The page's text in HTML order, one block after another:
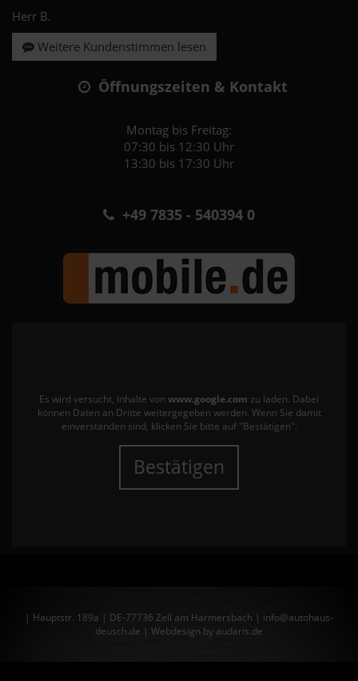
Herr B.
Weitere Kundenstimmen lesen
Öffnungszeiten & Kontakt
Montag bis Freitag:
07:30 bis 12:30 Uhr
13:30 bis 17:30 Uhr
+49 7835 - 540394 0
Es wird versucht, Inhalte von www.google.com zu laden. Dabei
können Daten an Dritte weitergegeben werden. Wenn Sie damit
einverstanden sind, klicken Sie bitte auf "Bestätigen".
Bestätigen
| Hauptstr. 189a | DE-77736 Zell am Harmersbach | info@autohaus-
deusch.de | Webdesign by audaris.de